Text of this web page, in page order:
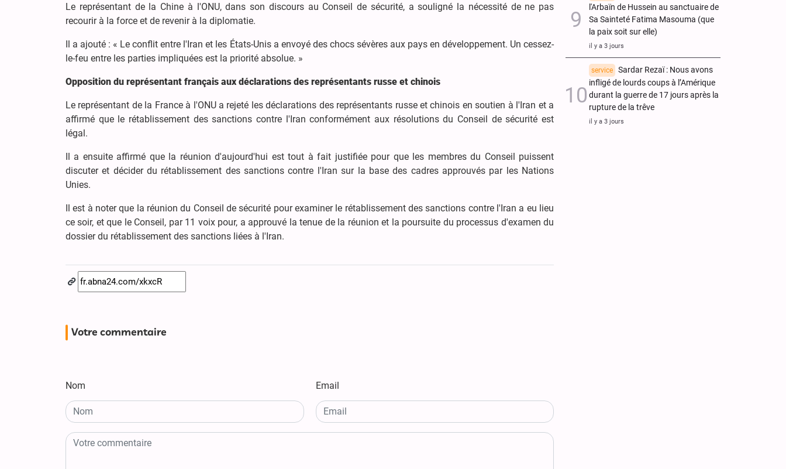
Le représentant de la Chine à l'ONU, dans son discours au Conseil de sécurité, a souligné la nécessité de ne pas
recourir à la force et de revenir à la diplomatie.
Il a ajouté : « Le conflit entre l'Iran et les États-Unis a envoyé des chocs sévères aux pays en développement. Un cessez-
le-feu entre les parties impliquées est la priorité absolue. »
Opposition du représentant français aux déclarations des représentants russe et chinois
Le représentant de la France à l'ONU a rejeté les déclarations des représentants russe et chinois en soutien à l'Iran et a
affirmé que le rétablissement des sanctions contre l'Iran conformément aux résolutions du Conseil de sécurité est
légal.
Il a ensuite affirmé que la réunion d'aujourd'hui est tout à fait justifiée pour que les membres du Conseil puissent
discuter et décider du rétablissement des sanctions contre l'Iran sur la base des cadres approuvés par les Nations
Unies.
Il est à noter que la réunion du Conseil de sécurité pour examiner le rétablissement des sanctions contre l'Iran a eu lieu
ce soir, et que le Conseil, par 11 voix pour, a approuvé la tenue de la réunion et la poursuite du processus d'examen du
dossier du rétablissement des sanctions liées à l'Iran.
Votre commentaire
Nom Email
l'Arbaïn de Hussein au sanctuaire de
Sa Sainteté Fatima Masouma (que
la paix soit sur elle)
il y a 3 jours
service
Sardar Rezaï : Nous avons
infligé de lourds coups à l’Amérique
durant la guerre de 17 jours après la
rupture de la trêve
il y a 3 jours